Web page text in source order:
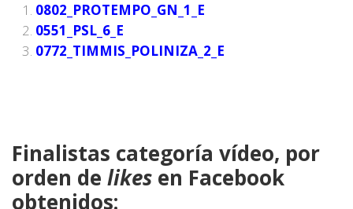
0802_PROTEMPO_GN_1_E
0551_PSL_6_E
0772_TIMMIS_POLINIZA_2_E
Finalistas categoría vídeo, por
orden de likes en Facebook
obtenidos: